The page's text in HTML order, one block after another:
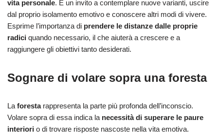
vita personale. È un invito a contemplare nuove varianti, uscire
dal proprio isolamento emotivo e conoscere altri modi di vivere.
Esprime l’importanza di prendere le distanze dalle proprie
radici quando necessario, il che aiuterà a crescere e a
raggiungere gli obiettivi tanto desiderati.
Sognare di volare sopra una foresta
Laforesta rappresenta la parte più profonda dell’inconscio.
Volare sopra di essa indica la necessità di superare le paure
interiori o di trovare risposte nascoste nella vita emotiva.